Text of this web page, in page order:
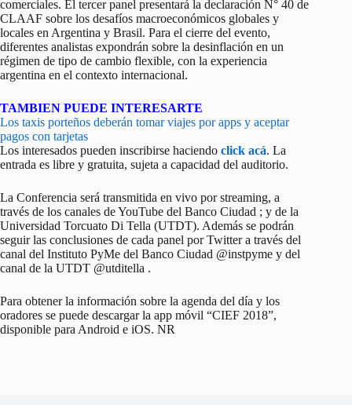
comerciales. El tercer panel presentará la declaración N° 40 de
CLAAF sobre los desafíos macroeconómicos globales y
locales en Argentina y Brasil. Para el cierre del evento,
diferentes analistas expondrán sobre la desinflación en un
régimen de tipo de cambio flexible, con la experiencia
argentina en el contexto internacional.
TAMBIEN PUEDE INTERESARTE
Los taxis porteños deberán tomar viajes por apps y aceptar
pagos con tarjetas
Los interesados pueden inscribirse haciendo click acá. La
entrada es libre y gratuita, sujeta a capacidad del auditorio.
La Conferencia será transmitida en vivo por streaming, a
través de los canales de YouTube del Banco Ciudad ; y de la
Universidad Torcuato Di Tella (UTDT). Además se podrán
seguir las conclusiones de cada panel por Twitter a través del
canal del Instituto PyMe del Banco Ciudad @instpyme y del
canal de la UTDT @utditella .
Para obtener la información sobre la agenda del día y los
oradores se puede descargar la app móvil “CIEF 2018”,
disponible para Android e iOS. NR